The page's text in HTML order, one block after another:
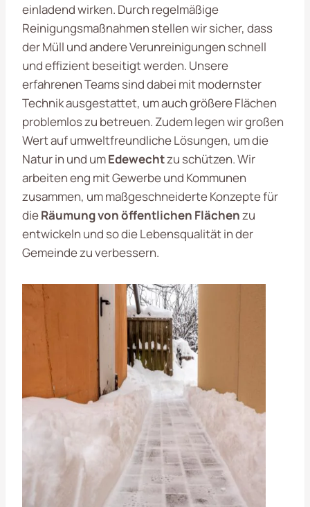
einladend wirken. Durch regelmäßige
Reinigungsmaßnahmen stellen wir sicher, dass
der Müll und andere Verunreinigungen schnell
und effizient beseitigt werden. Unsere
erfahrenen Teams sind dabei mit modernster
Technik ausgestattet, um auch größere Flächen
problemlos zu betreuen. Zudem legen wir großen
Wert auf umweltfreundliche Lösungen, um die
Natur in und umEdewechtzu schützen. Wir
arbeiten eng mit Gewerbe und Kommunen
zusammen, um maßgeschneiderte Konzepte für
dieRäumung von öffentlichen Flächenzu
entwickeln und so die Lebensqualität in der
Gemeinde zu verbessern.